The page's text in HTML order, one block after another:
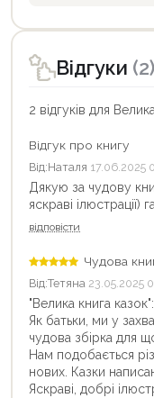
Відгуки (2)
2 відгуків для
Відгук про книгу
Від:Наталя 17.06.2025
Дякую за чудову
яскраві ілюстрації)
відповісти
Чудова
Від:Тетяна 23.05.2025
"Велика книга
Як батьки, ми у
чудова збірка для
Нам подобається
нових. Казки
Яскраві, добрі